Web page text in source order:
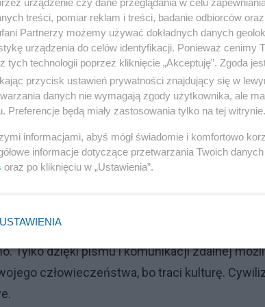
pozwalających tworzyć stada do 150-
przeżył 90% czasu istnienia gatunku homo
tak, by znać dobrze do 150 osób i z nimi się
wyrafinowaną religię tylko dzięki możliwości
Tylko dzięki pismu i komunikacji zdalnej
człowieczeństwa, bo traci kulturę.
treści, pomiar reklam i treści, badanie odbiorców
Partnerzy możemy używać dokładnych danych
urządzenia do celów identyfikacji. Ponieważ cenimy
tych technologii poprzez kliknięcie „Akceptuję”. Zgoda
przycisk ustawień prywatności znajdujący się w
danych nie wymagają zgody użytkownika, ale
Preferencje będą miały zastosowania tylko na tej witrynie.
informacjami, abyś mógł świadomie i komfortowo
informacje dotyczące przetwarzania Twoich
oraz po kliknięciu w „Ustawienia”.
USTAWIENIA